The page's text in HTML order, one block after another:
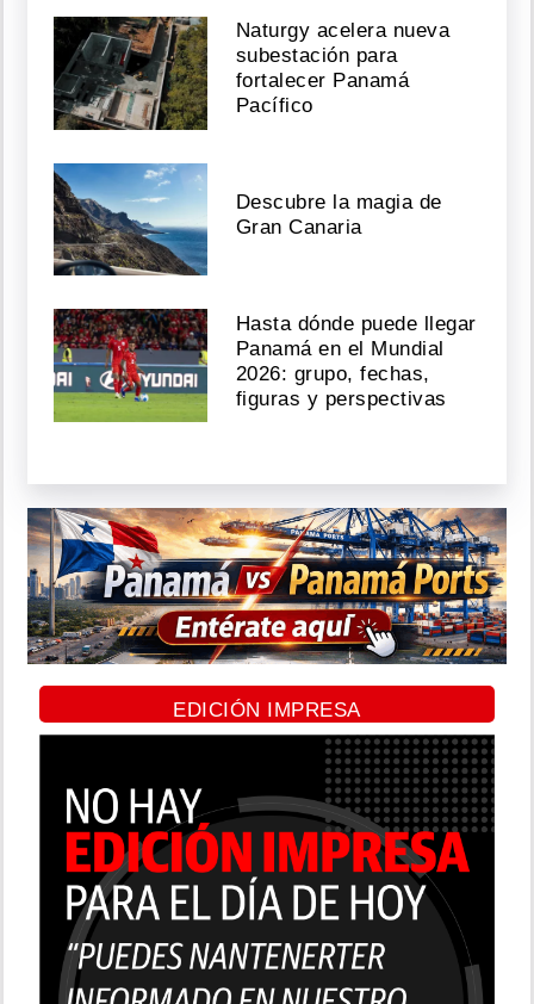
Naturgy acelera nueva
subestación para
fortalecer Panamá
Pacífico
Descubre la magia de
Gran Canaria
Hasta dónde puede llegar
Panamá en el Mundial
2026: grupo, fechas,
figuras y perspectivas
EDICIÓN IMPRESA